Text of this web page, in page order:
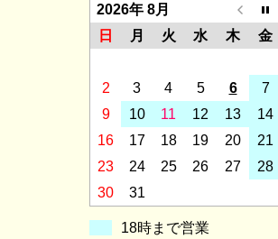
2026年 8月
日
月 火 水 木 金
2
3 4 5 6 7
9
10 11 12 13 14
16
17 18 19 20 21
23
24 25 26 27 28
30
31
18時まで営業